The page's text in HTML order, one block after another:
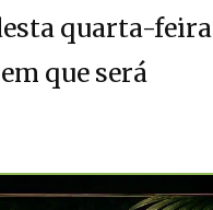
quarta-feira
que será